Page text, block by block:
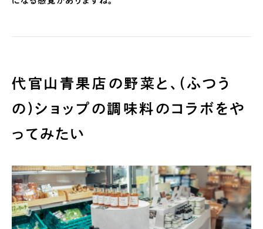
代官山青果店の野菜と、(ふつう
の)ショップの調味料のコラボをや
ってみたい